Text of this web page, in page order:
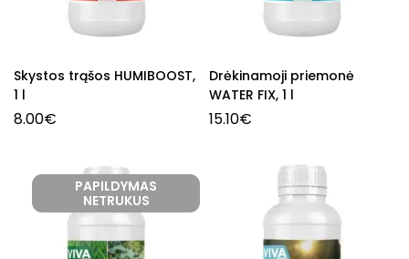
Skystos trąšos HUMIBOOST,
1 l
8.00€
Drėkinamoji priemonė
WATER FIX, 1 l
15.10€
PAPILDYMAS
NETRUKUS